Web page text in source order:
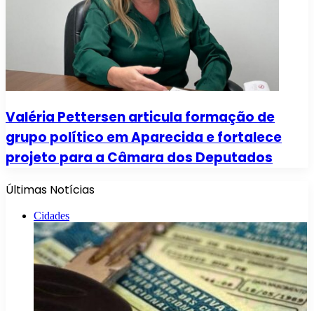
Valéria Pettersen articula formação de
grupo político em Aparecida e fortalece
projeto para a Câmara dos Deputados
Últimas Notícias
Cidades